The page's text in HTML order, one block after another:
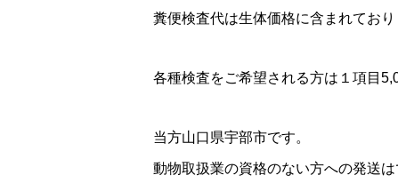
糞便検査代は生体価格に含まれており
各種検査をご希望される方は１項目
当方山口県宇部市です。
動物取扱業の資格のない方への発送は